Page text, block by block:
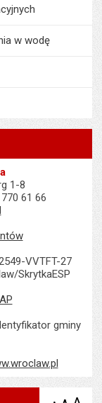
w wodę
1-8
61 66
VVTFT-27
SkrytkaESP
gminy